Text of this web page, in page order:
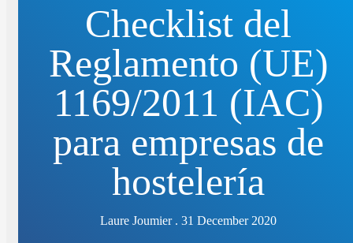
Checklist del
Reglamento (UE)
1169/2011 (IAC)
para empresas de
hostelería
Laure Joumier . 31 December 2020